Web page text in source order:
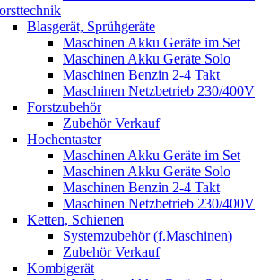
Blasgerät, Sprühgeräte
Maschinen Akku Geräte im Set
Maschinen Akku Geräte Solo
Maschinen Benzin 2-4 Takt
Maschinen Netzbetrieb 230/400V
Forstzubehör
Zubehör Verkauf
Hochentaster
Maschinen Akku Geräte im Set
Maschinen Akku Geräte Solo
Maschinen Benzin 2-4 Takt
Maschinen Netzbetrieb 230/400V
Ketten, Schienen
Systemzubehör (f.Maschinen)
Zubehör Verkauf
Kombigerät